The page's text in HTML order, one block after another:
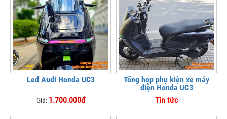
Led Audi Honda UC3
Giá: 1.700.000đ
Tổng hợp phụ kiện xe máy
điện Honda UC3
Tin tức